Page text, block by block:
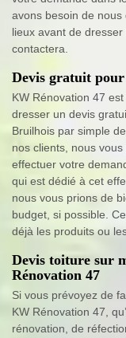
avons besoin de
lieux avant de
contactera.
Devis gratuit
KW Rénovation 47
dresser un devis
Bruilhois par simple
nos clients, nous
effectuer votre
qui est dédié à cet
nous vous prions de
budget, si possible.
déjà les produits ou
Devis toiture sur
Rénovation 47
Si vous prévoyez de
KW Rénovation 47,
rénovation, de